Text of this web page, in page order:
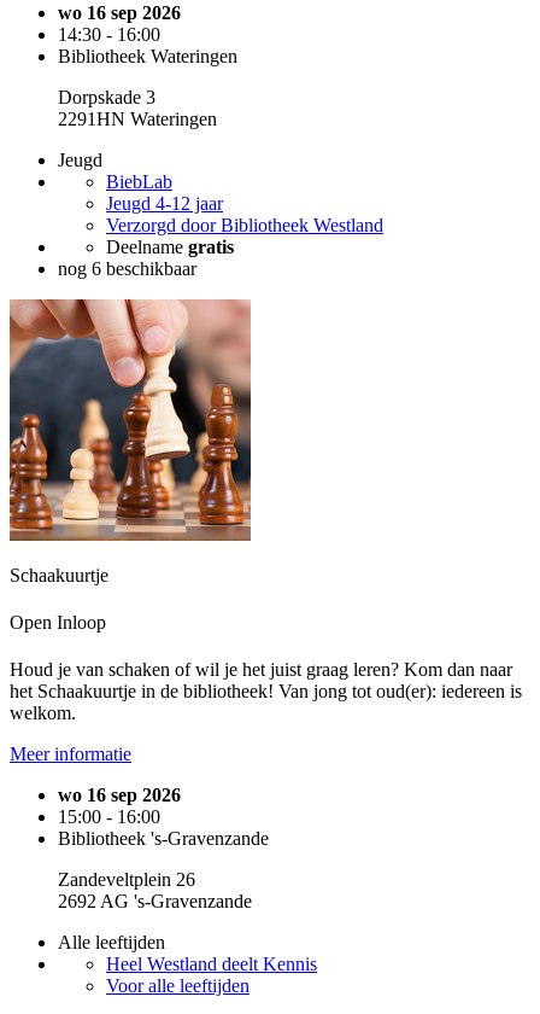
wo 16 sep 2026
14:30 - 16:00
Bibliotheek Wateringen
Dorpskade 3
2291HN Wateringen
Jeugd
BiebLab
Jeugd 4-12 jaar
Verzorgd door Bibliotheek Westland
Deelname gratis
nog 6 beschikbaar
Schaakuurtje
Open Inloop
Houd je van schaken of wil je het juist graag leren? Kom dan naar
het Schaakuurtje in de bibliotheek! Van jong tot oud(er): iedereen is
welkom.
Meer informatie
wo 16 sep 2026
15:00 - 16:00
Bibliotheek 's-Gravenzande
Zandeveltplein 26
2692 AG 's-Gravenzande
Alle leeftijden
Heel Westland deelt Kennis
Voor alle leeftijden